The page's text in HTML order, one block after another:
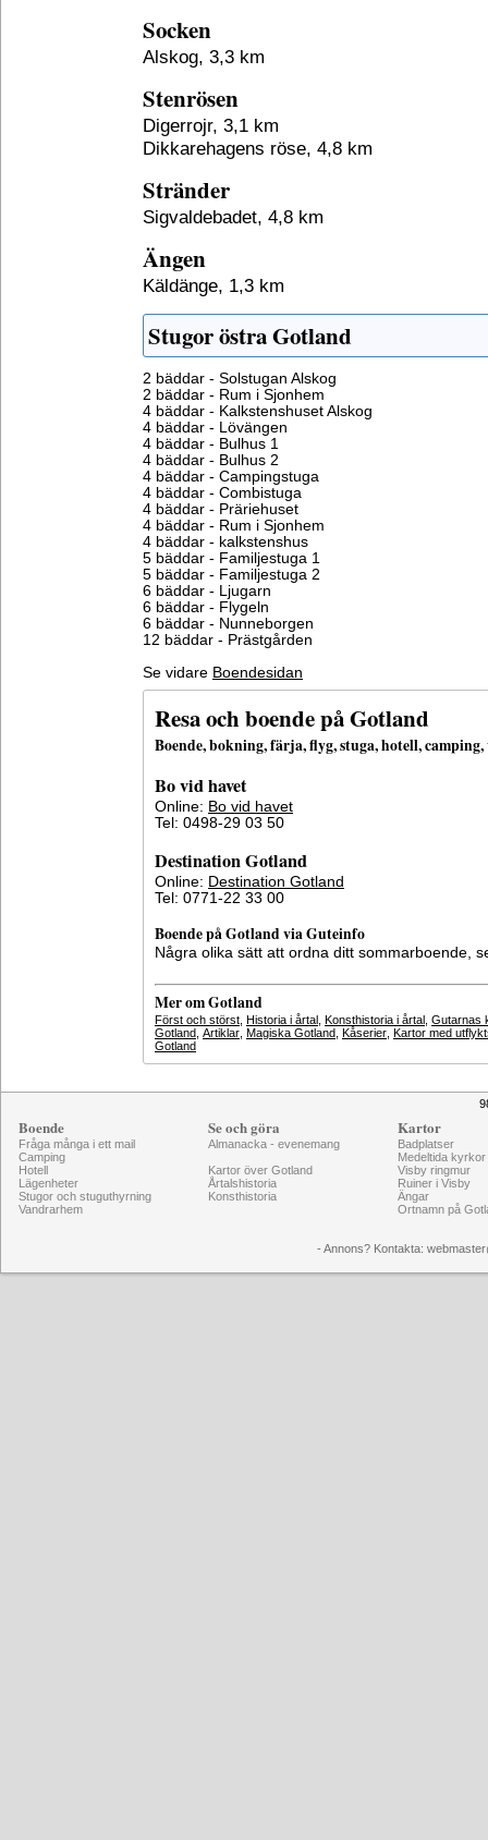
Socken
Alskog, 3,3 km
Stenrösen
Digerrojr, 3,1 km
Dikkarehagens röse, 4,8 km
Stränder
Sigvaldebadet, 4,8 km
Ängen
Käldänge, 1,3 km
Stugor östra Gotland
2 bäddar - Solstugan Alskog
2 bäddar - Rum i Sjonhem
4 bäddar - Kalkstenshuset Alskog
4 bäddar - Lövängen
4 bäddar - Bulhus 1
4 bäddar - Bulhus 2
4 bäddar - Campingstuga
4 bäddar - Combistuga
4 bäddar - Präriehuset
4 bäddar - Rum i Sjonhem
4 bäddar - kalkstenshus
5 bäddar - Familjestuga 1
5 bäddar - Familjestuga 2
6 bäddar - Ljugarn
6 bäddar - Flygeln
6 bäddar - Nunneborgen
12 bäddar - Prästgården
Se vidare Boendesidan
Resa och boende på Gotland
Boende, bokning, färja, flyg, stuga, hotell,
Bo vid havet
Online: Bo vid havet
Tel: 0498-29 03 50
Destination Gotland
Online: Destination Gotland
Tel: 0771-22 33 00
Boende på Gotland via Guteinfo
Några olika sätt att ordna ditt sommarboende,
Mer om Gotland
Först och störst Historia i årtal Konsthistoria i årtal Gutarnas
Gotland Artiklar Magiska Gotland Kåserier Kartor med
Gotland
Boende
Fråga många i ett mail
Camping
Hotell
Lägenheter
Stugor och stuguthyrning
Vandrarhem
Se och göra
Almanacka - evenemang
Kartor över Gotland
Årtalshistoria
Konsthistoria
Kartor
Badplatser
Medeltida kyrkor
Visby ringmur
Ruiner i Visby
Ängar
Ortnamn på
- Annons? Kontakta: